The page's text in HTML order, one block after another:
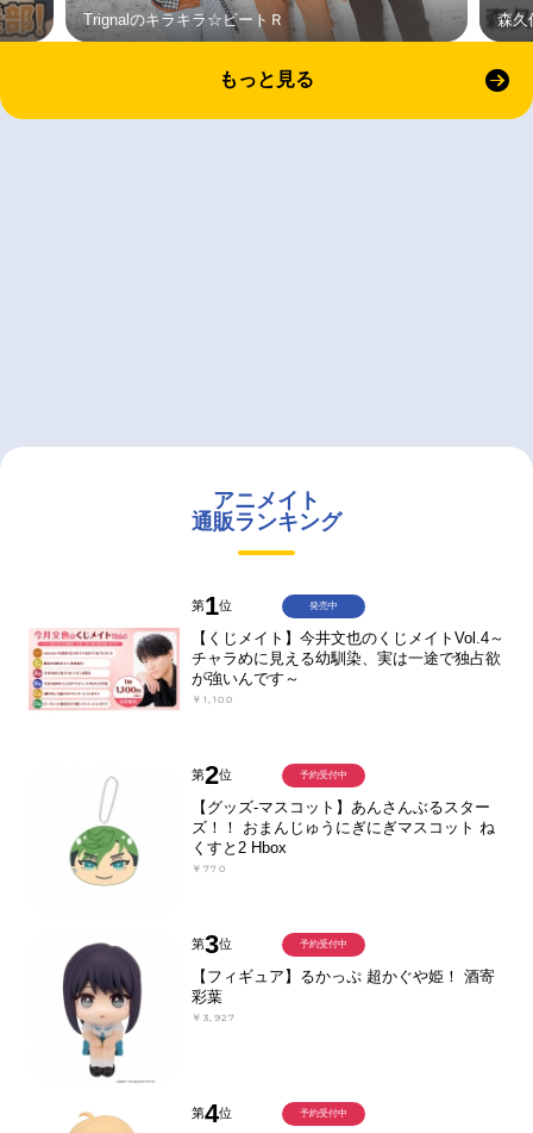
Trignalのキラキラ☆ビートＲ 森久
もっと見る
アニメイト
通販ランキング
第1位
【くじメイト】今井文也のくじメイトVol.4～
チャラめに見える幼馴染、実は一途で独占欲
が強いんです～
￥1,100
発売中
第2位
【グッズ-マスコット】あんさんぶるスター
ズ！！ おまんじゅうにぎにぎマスコット ね
くすと2 Hbox
￥770
予約受付中
第3位
【フィギュア】るかっぷ 超かぐや姫！ 酒寄
彩葉
￥3,927
予約受付中
第4位 予約受付中